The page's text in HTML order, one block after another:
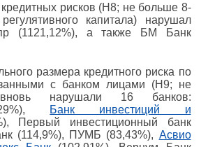
рисков (Н8; не больше 8-
капитала) нарушал
(1121,12%), а также БМ Банк
размера кредитного риска по
с банком лицами (Н9; не
нарушали 16 банков:
Банк инвестиций и
Первый инвестиционный банк
(114,9%), ПУМБ (83,43%), Асвио